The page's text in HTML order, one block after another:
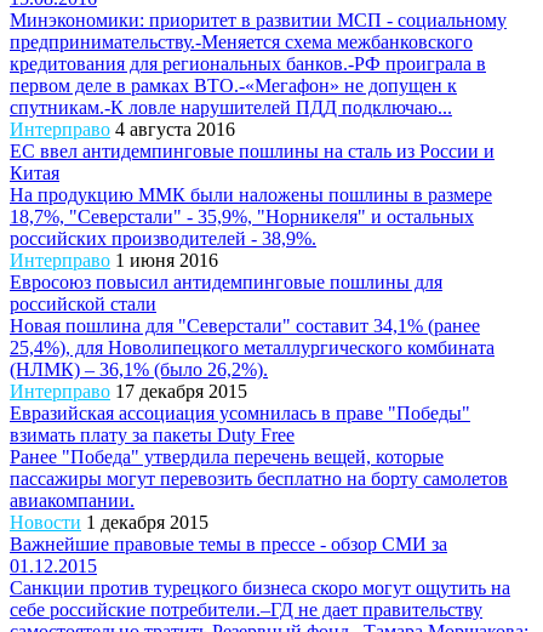
Минэкономики: приоритет в развитии МСП - социальному
предпринимательству.-Меняется схема межбанковского
кредитования для региональных банков.-РФ проиграла в
первом деле в рамках ВТО.-«Мегафон» не допущен к
спутникам.-К ловле нарушителей ПДД подключаю...
Интерправо 4 августа 2016
ЕС ввел антидемпинговые пошлины на сталь из России и
Китая
На продукцию ММК были наложены пошлины в размере
18,7%, "Северстали" - 35,9%, "Норникеля" и остальных
российских производителей - 38,9%.
Интерправо 1 июня 2016
Евросоюз повысил антидемпинговые пошлины для
российской стали
Новая пошлина для "Северстали" составит 34,1% (ранее
25,4%), для Новолипецкого металлургического комбината
(НЛМК) – 36,1% (было 26,2%).
Интерправо 17 декабря 2015
Евразийская ассоциация усомнилась в праве "Победы"
взимать плату за пакеты Duty Free
Ранее "Победа" утвердила перечень вещей, которые
пассажиры могут перевозить бесплатно на борту самолетов
авиакомпании.
Новости 1 декабря 2015
Важнейшие правовые темы в прессе - обзор СМИ за
01.12.2015
Санкции против турецкого бизнеса скоро могут ощутить на
себе российские потребители.–ГД не дает правительству